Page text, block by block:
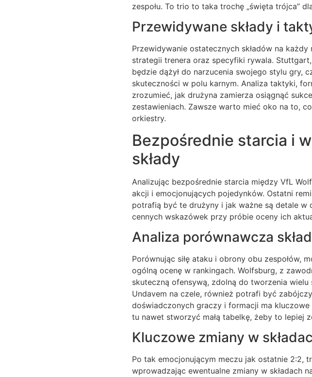
zespołu. To trio to taka trochę „święta trójca”
Przewidywane składy i
Przewidywanie ostatecznych składów na
strategii trenera oraz specyfiki rywala.
będzie dążył do narzucenia swojego stylu gry,
skuteczności w polu karnym. Analiza taktyki,
zrozumieć, jak drużyna zamierza osiągnąć
zestawieniach. Zawsze warto mieć oko na to,
orkiestry.
Bezpośrednie starcia i
składy
Analizując bezpośrednie starcia między VfL
akcji i emocjonujących pojedynków. Ostatni
potrafią być te drużyny i jak ważne są detale
cennych wskazówek przy próbie oceny ich
Analiza porównawcza
Porównując siłę ataku i obrony obu zespołów,
ogólną ocenę w rankingach. Wolfsburg, z
skuteczną ofensywą, zdolną do tworzenia
Undavem na czele, również potrafi być
doświadczonych graczy i formacji ma
tu nawet stworzyć małą tabelkę, żeby to lepiej
Kluczowe zmiany w
Po tak emocjonującym meczu jak ostatnie 2:2,
wprowadzając ewentualne zmiany w składach